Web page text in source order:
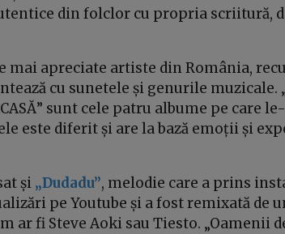
din folclor cu propria scriitură,
mai apreciate artiste din România,
cu sunetele și genurile muzicale.
sunt cele patru albume pe care
este diferit și are la bază emoții și
și „Dudadu”, melodie care a prins
pe Youtube și a fost remixată de
ar fi Steve Aoki sau Tiesto. „Oamenii